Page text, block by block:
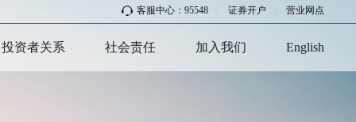
客服中心：95548 证券开户 营业网点
投资者关系 社会责任 加入我们 English